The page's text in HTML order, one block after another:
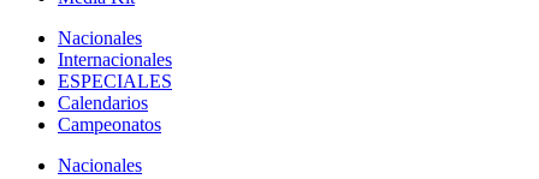
Nacionales
Internacionales
ESPECIALES
Calendarios
Campeonatos
Nacionales